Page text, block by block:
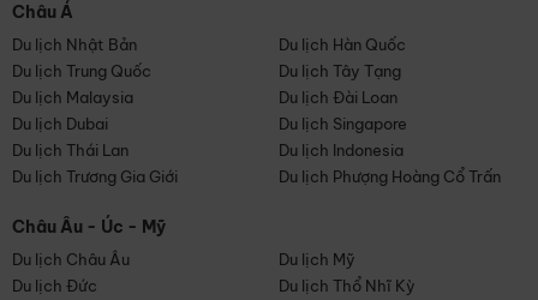
Châu Á
Du lịch Nhật Bản
Du lịch Hàn Quốc
Du lịch Trung Quốc
Du lịch Tây Tạng
Du lịch Malaysia
Du lịch Đài Loan
Du lịch Dubai
Du lịch Singapore
Du lịch Thái Lan
Du lịch Indonesia
Du lịch Trương Gia Giới
Du lịch Phượng Hoàng Cổ Trấn
Châu Âu - Úc - Mỹ
Du lịch Châu Âu
Du lịch Mỹ
Du lịch Đức
Du lịch Thổ Nhĩ Kỳ